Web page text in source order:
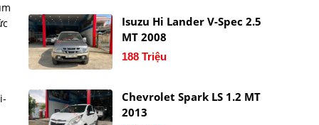
Isuzu Hi Lander V-Spec 2.5
MT 2008
188 Triệu
Chevrolet Spark LS 1.2 MT
2013